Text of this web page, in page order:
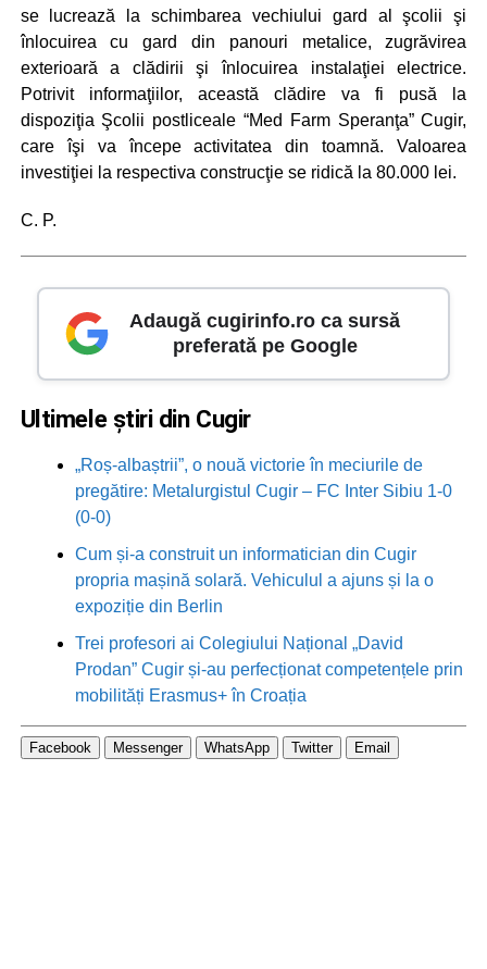
se lucrează la schimbarea vechiului gard al şcolii şi
înlocuirea cu gard din panouri metalice, zugrăvirea
exterioară a clădirii şi înlocuirea instalaţiei electrice.
Potrivit informaţiilor, această clădire va fi pusă la
dispoziţia Şcolii postliceale “Med Farm Speranţa” Cugir,
care îşi va începe activitatea din toamnă. Valoarea
investiţiei la respectiva construcţie se ridică la 80.000 lei.
C. P.
Adaugă cugirinfo.ro ca sursă
preferată pe Google
Ultimele știri din Cugir
„Roș-albaștrii”, o nouă victorie în meciurile de
pregătire: Metalurgistul Cugir – FC Inter Sibiu 1-0
(0-0)
Cum și-a construit un informatician din Cugir
propria mașină solară. Vehiculul a ajuns și la o
expoziție din Berlin
Trei profesori ai Colegiului Național „David
Prodan” Cugir și-au perfecționat competențele prin
mobilități Erasmus+ în Croația
Facebook Messenger WhatsApp Twitter Email